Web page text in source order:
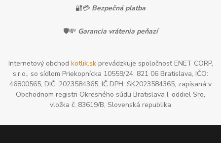
🔐💳 Bezpečná platba
🛡️💸 Garancia vrátenia peňazí
Internetový obchod kotlik.skprevádzkuje spoločnosť ENET CORP,
s.r.o., so sídlom Priekopnícka 10559/24, 821 06 Bratislava, IČO:
46800565, DIČ: 2023584365, IČ DPH: SK2023584365, zapísaná v
Obchodnom registri Okresného súdu Bratislava I, oddiel Sro,
vložka č. 83619/B, Slovenská republika